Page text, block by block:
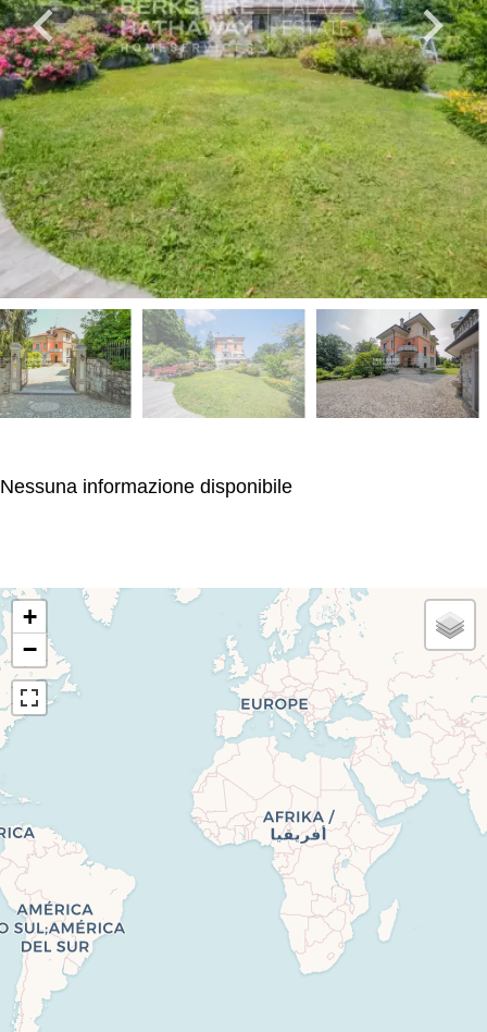
Nessuna informazione disponibile
+
−